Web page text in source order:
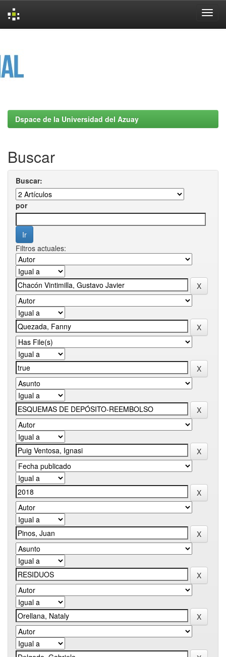
Dspace de la Universidad del Azuay
Buscar
Buscar:
por
Filtros actuales: